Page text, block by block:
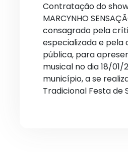
Contratação do
MARCYNHO
consagrado pela
especializada e pela
pública, para
musical no dia 18/01/
município, a se
Tradicional Festa de